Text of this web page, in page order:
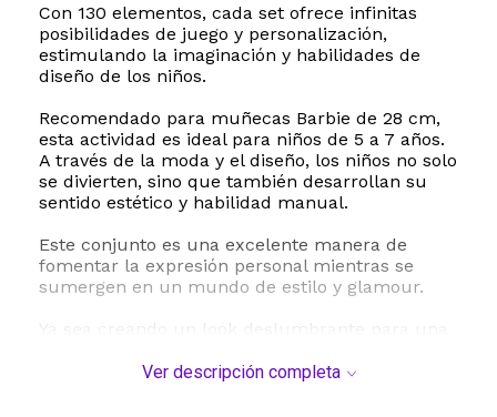
Con 130 elementos, cada set ofrece infinitas
posibilidades de juego y personalización,
estimulando la imaginación y habilidades de
diseño de los niños.
Recomendado para muñecas Barbie de 28 cm,
esta actividad es ideal para niños de 5 a 7 años.
A través de la moda y el diseño, los niños no solo
se divierten, sino que también desarrollan su
sentido estético y habilidad manual.
Este conjunto es una excelente manera de
fomentar la expresión personal mientras se
sumergen en un mundo de estilo y glamour.
Ya sea creando un look deslumbrante para una
Barbie, este set promete horas de
Ver descripción completa